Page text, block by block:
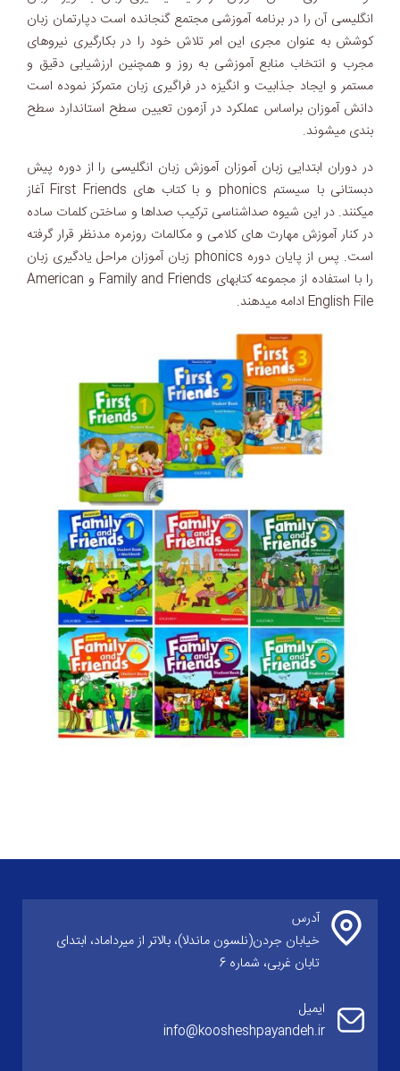
انگلیسی آن را در برنامه آموزشی مجتمع گنجانده است دپارتمان زبان
کوشش به عنوان مجری این امر تلاش خود را در بکارگیری نیروهای
مجرب و انتخاب منابع آموزشی به روز و همچنین ارزشیابی دقیق و
مستمر و ایجاد جذابیت و انگیزه در فراگیری زبان متمرکز نموده است
دانش آموزان براساس عملکرد در آزمون تعیین سطح استاندارد سطح
بندی میشوند.
در دوران ابتدایی زبان آموزان آموزش زبان انگلیسی را از دوره پیش
دبستانی با سیستم phonics و با کتاب های First Friends آغاز
میکنند. در این شیوه صداشناسی ترکیب صداها و ساختن کلمات ساده
در کنار آموزش مهارت های کلامی و مکالمات روزمره مدنظر قرار گرفته
است. پس از پایان دوره phonics زبان آموزان مراحل یادگیری زبان
را با استفاده از مجموعه کتابهای Family and Friends و American
English File ادامه میدهند.
آدرس
خیابان جردن(نلسون ماندلا)، بالاتر از میرداماد، ابتدای
تابان غربی، شماره 6
ایمیل
info@koosheshpayandeh.ir